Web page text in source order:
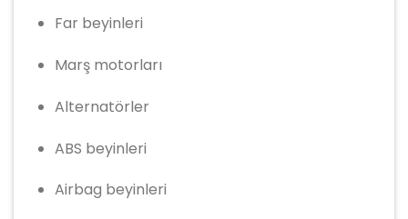
Far beyinleri
Marş motorları
Alternatörler
ABS beyinleri
Airbag beyinleri